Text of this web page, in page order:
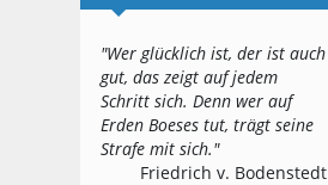
"Wer glücklich ist, der ist auch
gut, das zeigt auf jedem
Schritt sich. Denn wer auf
Erden Boeses tut, trägt seine
Strafe mit sich."
Friedrich v. Bodenstedt